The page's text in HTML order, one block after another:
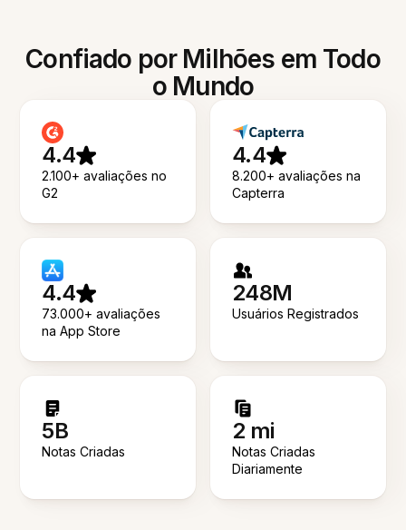
Confiado por Milhões em Todo
o Mundo
4.4
2.100+ avaliações no
G2
4.4
8.200+ avaliações na
Capterra
4.4
73.000+ avaliações
na App Store
248M
Usuários Registrados
5B
Notas Criadas
2 mi
Notas Criadas
Diariamente